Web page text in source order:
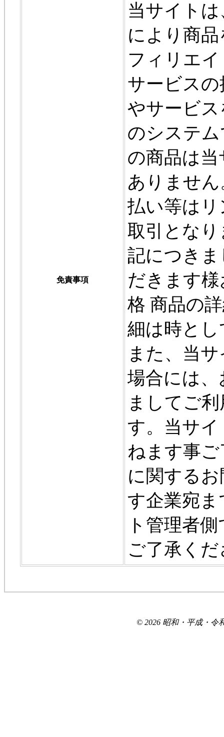
免責事項
当サイト
により商
フィリエ
サービス
やサービ
のシステ
の商品は
ありませ
払い等は
取引とな
記につき
だきます
格 商品の
細は時と
また、当
場合には
ましてご
す。当サ
ねます事
に関する
す企業宛
ト管理者
ご了承く
© 2026 昭和・平成・令